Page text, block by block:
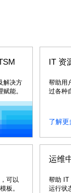
解决方
能。
IT 资
帮助用
过各种
的全
了解更
可以
板。
运维
帮助 IT
运行状